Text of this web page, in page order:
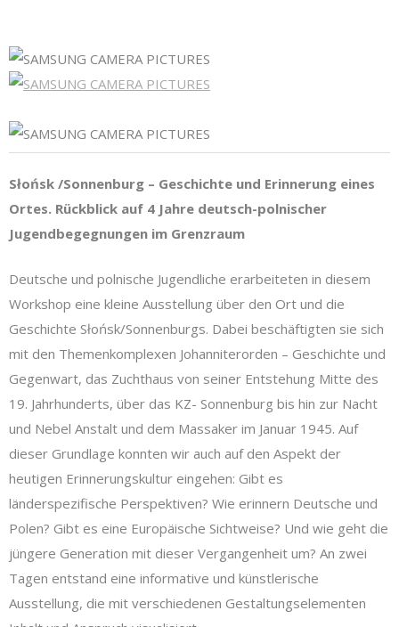
Słońsk /Sonnenburg – Geschichte und Erinnerung eines
Ortes. Rückblick auf 4 Jahre deutsch-polnischer
Jugendbegegnungen im Grenzraum
Deutsche und polnische Jugendliche erarbeiteten in diesem
Workshop eine kleine Ausstellung über den Ort und die
Geschichte Słońsk/Sonnenburgs. Dabei beschäftigten sie sich
mit den Themenkomplexen Johanniterorden – Geschichte und
Gegenwart, das Zuchthaus von seiner Entstehung Mitte des
19. Jahrhunderts, über das KZ- Sonnenburg bis hin zur Nacht
und Nebel Anstalt und dem Massaker im Januar 1945. Auf
dieser Grundlage konnten wir auch auf den Aspekt der
heutigen Erinnerungskultur eingehen: Gibt es
länderspezifische Perspektiven? Wie erinnern Deutsche und
Polen? Gibt es eine Europäische Sichtweise? Und wie geht die
jüngere Generation mit dieser Vergangenheit um? An zwei
Tagen entstand eine informative und künstlerische
Ausstellung, die mit verschiedenen Gestaltungselementen